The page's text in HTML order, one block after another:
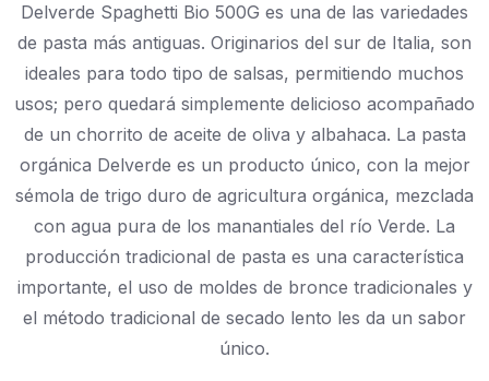
Delverde Spaghetti Bio 500G es una de las variedades
de pasta más antiguas. Originarios del sur de Italia, son
ideales para todo tipo de salsas, permitiendo muchos
usos; pero quedará simplemente delicioso acompañado
de un chorrito de aceite de oliva y albahaca. La pasta
orgánica Delverde es un producto único, con la mejor
sémola de trigo duro de agricultura orgánica, mezclada
con agua pura de los manantiales del río Verde. La
producción tradicional de pasta es una característica
importante, el uso de moldes de bronce tradicionales y
el método tradicional de secado lento les da un sabor
único.